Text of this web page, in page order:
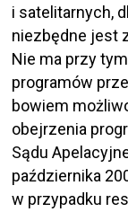
i satelitarnych,
niezbędne jest
Nie ma przy
programów
bowiem
obejrzenia
Sądu
października
w przypadku